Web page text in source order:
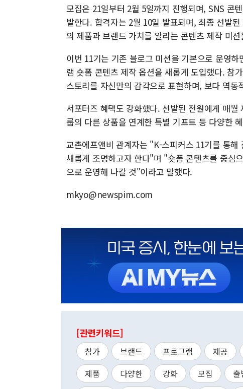
모집은 21일부터 2월 5일까지 진행되며, SNS 콘
발한다. 합격자는 2월 10일 발표되며, 최종 선발
의 제품과 브랜드 가치를 알리는 콘텐츠 제작 미
이번 11기는 기존 블로그 미션을 기본으로 운영
램 숏폼 콘텐츠 제작 옵션을 새롭게 도입했다. 참
스토리를 자신만의 감각으로 표현하며, 보다 역
서포터즈 혜택도 강화했다. 선발된 전원에게 매
룹의 다른 상품을 연계한 특별 기프트 등 다양한
교촌에프앤비 관계자는 "K-스피커스 11기를 통
새롭게 조명하고자 한다"며 "숏폼 콘텐츠를 중심
으로 운영해 나갈 것"이라고 말했다.
mkyo@newspim.com
[관련키워드]
참가 브랜드 프로그램 제공
제품
다양한 강화 모집 출